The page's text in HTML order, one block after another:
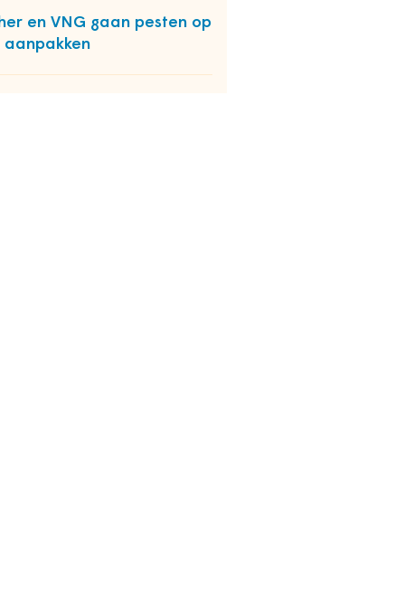
en VNG gaan pesten op
aanpakken